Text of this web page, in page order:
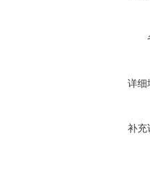
详细
补充